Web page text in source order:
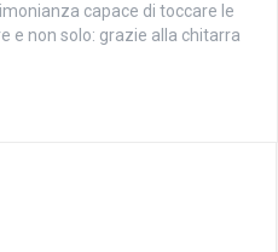
capace di toccare le
e non solo: grazie alla chitarra